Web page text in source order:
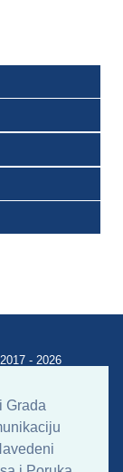
Grada
- 2026
Kontakt